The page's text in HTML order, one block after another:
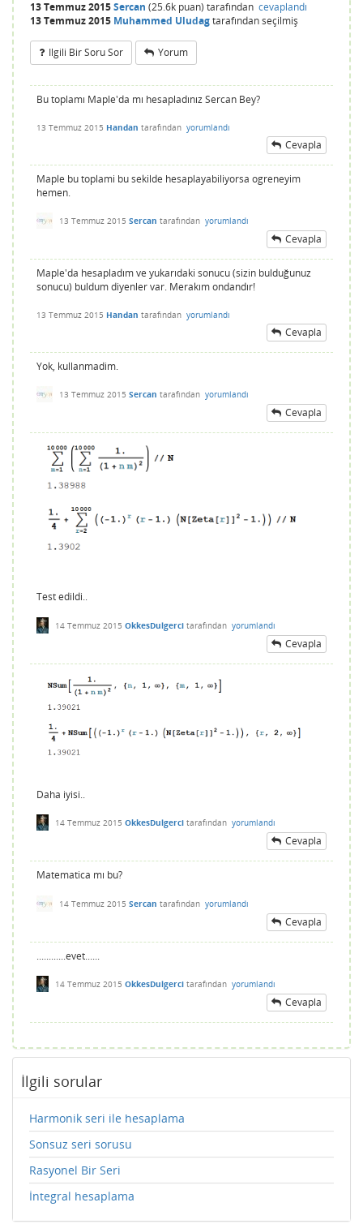
13 Temmuz 2015Sercan (25.6k puan) tarafından cevaplandı
13 Temmuz 2015 Muhammed Uludagtarafındanseçilmiş
Ilgili Bir Soru Sor Yorum
Bu toplamı Maple'da mı hesapladınız Sercan Bey?
13 Temmuz 2015 Handan tarafından yorumlandı
Cevapla
Maple bu toplami bu sekilde hesaplayabiliyorsa ogreneyim
hemen.
13 Temmuz 2015 Sercan tarafından yorumlandı
Cevapla
Maple'da hesapladım ve yukarıdaki sonucu (sizin bulduğunuz
sonucu) buldum diyenler var. Merakım ondandır!
13 Temmuz 2015 Handan tarafından yorumlandı
Cevapla
Yok, kullanmadim.
13 Temmuz 2015 Sercan tarafından yorumlandı
Cevapla
Test edildi..
14 Temmuz 2015 OkkesDulgerci tarafından yorumlandı
Cevapla
Daha iyisi..
14 Temmuz 2015 OkkesDulgerci tarafından yorumlandı
Cevapla
Matematica mı bu?
14 Temmuz 2015 Sercan tarafından yorumlandı
Cevapla
............evet......
14 Temmuz 2015 OkkesDulgerci tarafından yorumlandı
Cevapla
İlgili sorular
Harmonik seri ile hesaplama
Sonsuz seri sorusu
Rasyonel Bir Seri
İntegral hesaplama